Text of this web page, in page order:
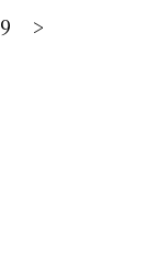
9 >